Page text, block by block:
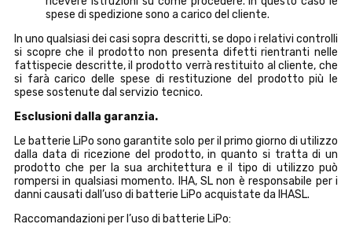
spese di spedizione sono a carico del cliente.
In uno qualsiasi dei casi sopra descritti, se dopo i relativi controlli
si scopre che il prodotto non presenta difetti rientranti nelle
fattispecie descritte, il prodotto verrà restituito al cliente, che
si farà carico delle spese di restituzione del prodotto più le
spese sostenute dal servizio tecnico.
Esclusioni dalla garanzia.
Le batterie LiPo sono garantite solo per il primo giorno di utilizzo
dalla data di ricezione del prodotto, in quanto si tratta di un
prodotto che per la sua architettura e il tipo di utilizzo può
rompersi in qualsiasi momento. IHA, SL non è responsabile per i
danni causati dall’uso di batterie LiPo acquistate da IHASL.
Raccomandazioni per l’uso di batterie LiPo: